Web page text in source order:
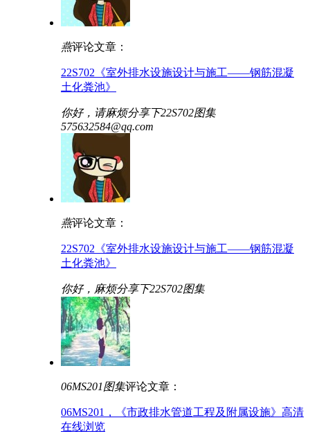
燕评论文章：
22S702《室外排水设施设计与施工——钢筋混凝
土化粪池》
你好，请麻烦分享下22S702图集
575632584@qq.com
燕评论文章：
22S702《室外排水设施设计与施工——钢筋混凝
土化粪池》
你好，麻烦分享下22S702图集
06MS201图集评论文章：
06MS201，《市政排水管道工程及附属设施》高清
在线浏览